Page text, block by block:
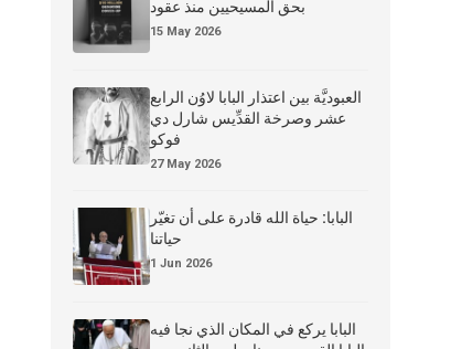
بحق المسيحيين منذ عقود
15 May 2026
العبوديَّة بين اعتذار البابا لاوُن الرابع
عشر وصرخة القدِّيس شارل دي
فوكو
27 May 2026
البابا: حياة الله قادرة على أن تغيّر
حياتنا
1 Jun 2026
البابا يركع في المكان الذي نجا فيه